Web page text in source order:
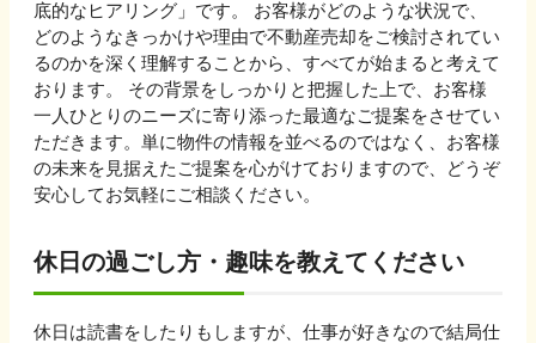
底的なヒアリング」です。 お客様がどのような状況で、
どのようなきっかけや理由で不動産売却をご検討されてい
るのかを深く理解することから、すべてが始まると考えて
おります。 その背景をしっかりと把握した上で、お客様
一人ひとりのニーズに寄り添った最適なご提案をさせてい
ただきます。単に物件の情報を並べるのではなく、お客様
の未来を見据えたご提案を心がけておりますので、どうぞ
安心してお気軽にご相談ください。
休日の過ごし方・趣味を教えてください
休日は読書をしたりもしますが、仕事が好きなので結局仕